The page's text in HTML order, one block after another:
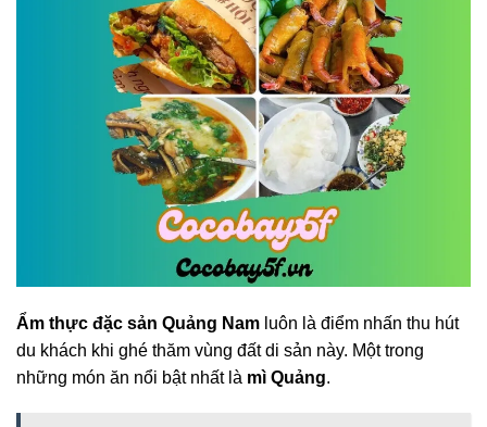
Ẩm thực đặc sản Quảng Nam luôn là điểm nhấn thu hút
du khách khi ghé thăm vùng đất di sản này. Một trong
những món ăn nổi bật nhất là mì Quảng.